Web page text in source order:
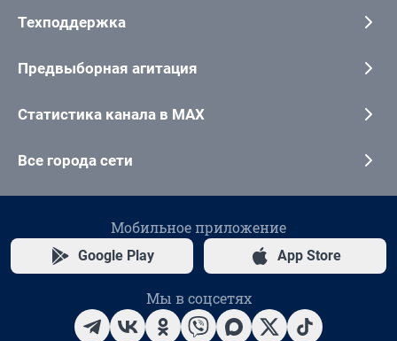
Техподдержка
Предвыборная агитация
Статистика канала в MAX
Все города сети
Мобильное приложение
Google Play App Store
Мы в соцсетях